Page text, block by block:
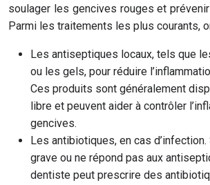
soulager les gencives rouges et
Parmi les traitements les plus courants,
Les antiseptiques locaux, tels que
ou les gels, pour réduire
Ces produits sont généralement
libre et peuvent aider à contrôler
gencives.
Les antibiotiques, en cas
grave ou ne répond pas aux
dentiste peut prescrire des